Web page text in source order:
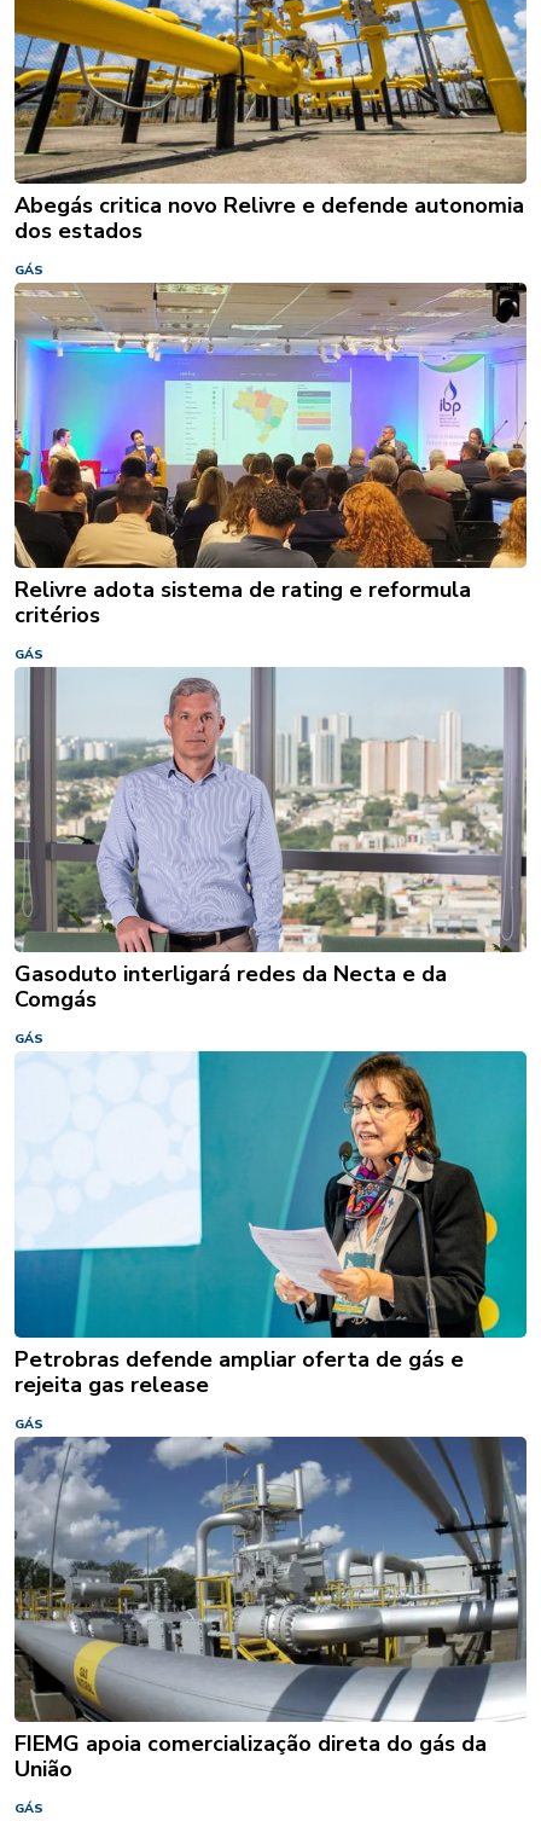
Abegás critica novo Relivre e defende autonomia
dos estados
GÁS
Relivre adota sistema de rating e reformula
critérios
GÁS
Gasoduto interligará redes da Necta e da
Comgás
GÁS
Petrobras defende ampliar oferta de gás e
rejeita gas release
GÁS
FIEMG apoia comercialização direta do gás da
União
GÁS